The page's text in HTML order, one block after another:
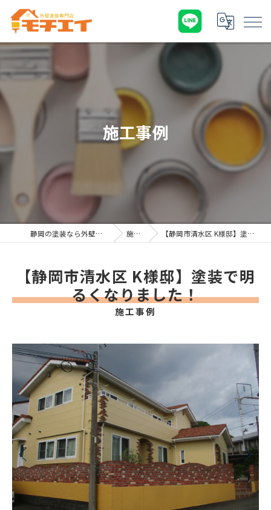
施工事例
静岡の塗装なら外壁塗装専門店 モチエイ 施工事例 【静岡市清水区 K様邸】塗装で明るくなりました！
施工事例
【静岡市清水区 K様邸】塗装で明
るくなりました！